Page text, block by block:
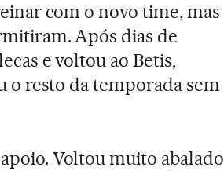
com o novo time, mas
Após dias de
e voltou ao Betis,
o resto da temporada sem
Voltou muito abalado